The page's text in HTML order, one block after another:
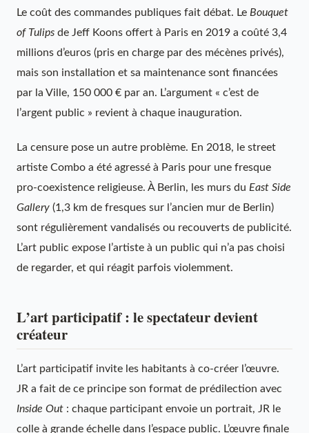
Le coût des commandes publiques fait débat. Le Bouquet
of Tulips de Jeff Koons offert à Paris en 2019 a coûté 3,4
millions d’euros (pris en charge par des mécènes privés),
mais son installation et sa maintenance sont financées
par la Ville, 150 000 € par an. L’argument « c’est de
l’argent public » revient à chaque inauguration.
La censure pose un autre problème. En 2018, le street
artiste Combo a été agressé à Paris pour une fresque
pro-coexistence religieuse. À Berlin, les murs du East Side
Gallery (1,3 km de fresques sur l’ancien mur de Berlin)
sont régulièrement vandalisés ou recouverts de publicité.
L’art public expose l’artiste à un public qui n’a pas choisi
de regarder, et qui réagit parfois violemment.
L’art participatif : le spectateur devient
créateur
L’art participatif invite les habitants à co-créer l’œuvre.
JR a fait de ce principe son format de prédilection avec
Inside Out : chaque participant envoie un portrait, JR le
colle à grande échelle dans l’espace public. L’œuvre finale